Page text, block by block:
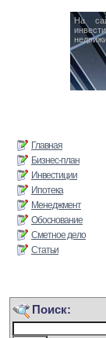
На
Главная
Бизнес-план
Инвестиции
Ипотека
Менеджмент
Обоснование
Сметное дело
Статьи
Поиск: